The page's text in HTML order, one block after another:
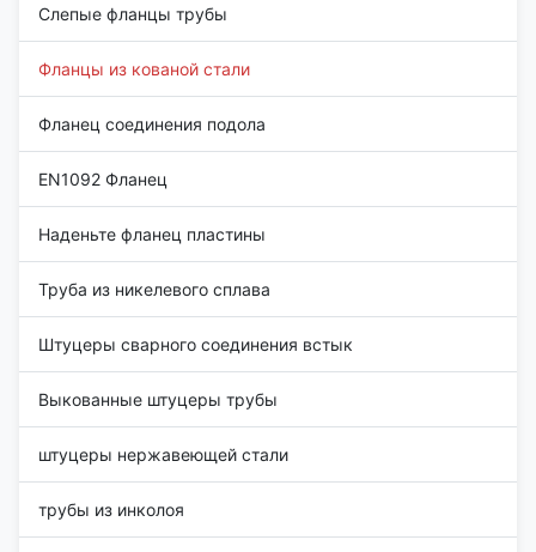
Слепые фланцы трубы
Фланцы из кованой стали
Фланец соединения подола
EN1092 Фланец
Наденьте фланец пластины
Труба из никелевого сплава
Штуцеры сварного соединения встык
Выкованные штуцеры трубы
штуцеры нержавеющей стали
трубы из инколоя